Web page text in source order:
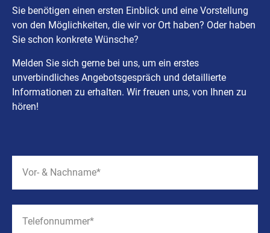
Sie benötigen einen ersten Einblick und eine Vorstellung
von den Möglichkeiten, die wir vor Ort haben? Oder haben
Sie schon konkrete Wünsche?
Melden Sie sich gerne bei uns, um ein erstes
unverbindliches Angebotsgespräch und detaillierte
Informationen zu erhalten. Wir freuen uns, von Ihnen zu
hören!